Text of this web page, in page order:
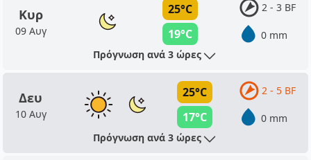
Κυρ
09 Αυγ
25°C
19°C
2 - 3 BF
0 mm
Πρόγνωση ανά 3 ώρες
Δευ
10 Αυγ
25°C
17°C
2 - 5 BF
0 mm
Πρόγνωση ανά 3 ώρες